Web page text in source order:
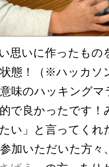
思いに作ったもの
態！（※ハッカソ
味のハッキングマ
で良かったです！
い」と言ってくれ
加いただいた方々